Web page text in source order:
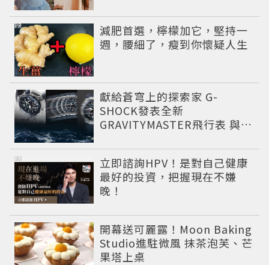
減肥首選，檸檬加它，堅持一
週，腰細了，瘦到你懷疑人生
PR
獻給蒼穹上的探索家 G-
SHOCK發表全新
GRAVITYMASTER飛行表 與天
立即諮詢HPV！是對自己健康
最好的投資，把握現在不嫌
晚！
PR
開幕送可麗露！Moon Baking
Studio進駐微風 抹茶泡芙、芒
果塔上桌